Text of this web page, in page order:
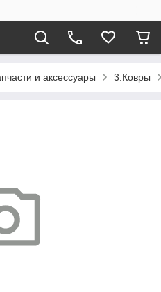
и аксессуары 3.Ковры